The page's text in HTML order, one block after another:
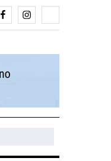
FacebookInstagram